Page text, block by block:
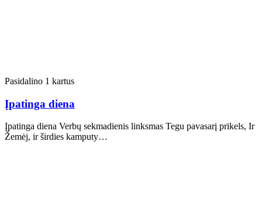
Pasidalino 1 kartus
Įpatinga diena
Įpatinga diena Verbų sekmadienis linksmas Tegu pavasarį prikels, Ir
Žemėj, ir širdies kamputy…